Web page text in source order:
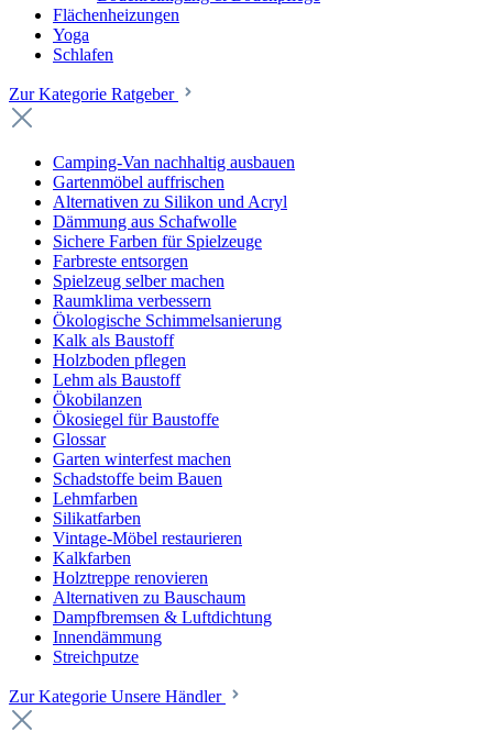
Flächenheizungen
Yoga
Schlafen
Zur Kategorie Ratgeber
Camping-Van nachhaltig ausbauen
Gartenmöbel auffrischen
Alternativen zu Silikon und Acryl
Dämmung aus Schafwolle
Sichere Farben für Spielzeuge
Farbreste entsorgen
Spielzeug selber machen
Raumklima verbessern
Ökologische Schimmelsanierung
Kalk als Baustoff
Holzboden pflegen
Lehm als Baustoff
Ökobilanzen
Ökosiegel für Baustoffe
Glossar
Garten winterfest machen
Schadstoffe beim Bauen
Lehmfarben
Silikatfarben
Vintage-Möbel restaurieren
Kalkfarben
Holztreppe renovieren
Alternativen zu Bauschaum
Dampfbremsen & Luftdichtung
Innendämmung
Streichputze
Zur Kategorie Unsere Händler